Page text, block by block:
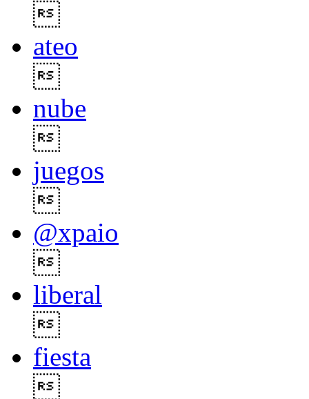
ateo
nube
juegos
@xpaio
liberal
fiesta